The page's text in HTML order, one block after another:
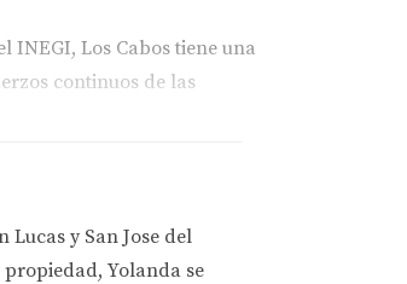
INEGI, Los Cabos tiene una
continuos de las
La disminución de la
Lucas y San Jose del
Yolanda se